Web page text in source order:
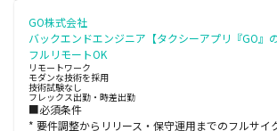
GO株式会社
バックエンドエンジニア【タクシーアプリ『GO』
フルリモートOK
リモートワーク
モダンな技術を採用
技術試験なし
フレックス出勤・時差出勤
■必須条件
* 要件調整からリリース・保守運用までのフルサイ